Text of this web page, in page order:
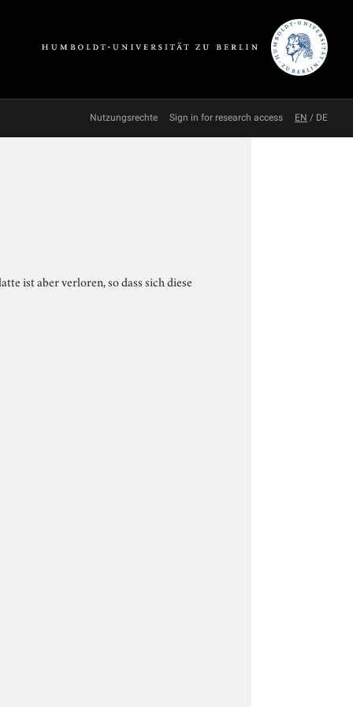
Nutzungsrechte Sign in for research access EN / DE
ist aber verloren, so dass sich diese